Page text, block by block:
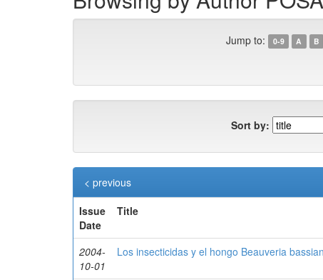
Jump to: 0-9 A B
Sort by:
< previous
Issue
Date
Title
2004-
10-01
Los insecticidas y el hongo Beauveria